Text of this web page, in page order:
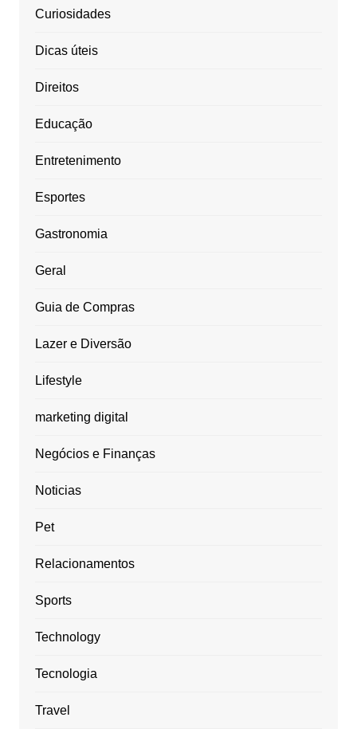
Curiosidades
Dicas úteis
Direitos
Educação
Entretenimento
Esportes
Gastronomia
Geral
Guia de Compras
Lazer e Diversão
Lifestyle
marketing digital
Negócios e Finanças
Noticias
Pet
Relacionamentos
Sports
Technology
Tecnologia
Travel